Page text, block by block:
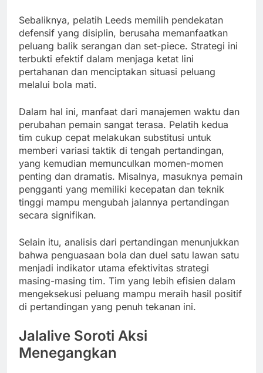
Sebaliknya, pelatih Leeds memilih pendekatan
defensif yang disiplin, berusaha memanfaatkan
peluang balik serangan dan set-piece. Strategi ini
terbukti efektif dalam menjaga ketat lini
pertahanan dan menciptakan situasi peluang
melalui bola mati.
Dalam hal ini, manfaat dari manajemen waktu dan
perubahan pemain sangat terasa. Pelatih kedua
tim cukup cepat melakukan substitusi untuk
memberi variasi taktik di tengah pertandingan,
yang kemudian memunculkan momen-momen
penting dan dramatis. Misalnya, masuknya pemain
pengganti yang memiliki kecepatan dan teknik
tinggi mampu mengubah jalannya pertandingan
secara signifikan.
Selain itu, analisis dari pertandingan menunjukkan
bahwa penguasaan bola dan duel satu lawan satu
menjadi indikator utama efektivitas strategi
masing-masing tim. Tim yang lebih efisien dalam
mengeksekusi peluang mampu meraih hasil positif
di pertandingan yang penuh tekanan ini.
Jalalive Soroti Aksi
Menegangkan